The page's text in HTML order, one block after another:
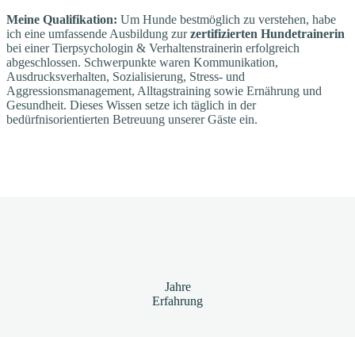
Meine Qualifikation: Um Hunde bestmöglich zu verstehen, habe
ich eine umfassende Ausbildung zurzertifizierten Hundetrainerin
bei einer Tierpsychologin & Verhaltenstrainerin erfolgreich
abgeschlossen. Schwerpunkte waren Kommunikation,
Ausdrucksverhalten, Sozialisierung, Stress- und
Aggressionsmanagement, Alltagstraining sowie Ernährung und
Gesundheit. Dieses Wissen setze ich täglich in der
bedürfnisorientierten Betreuung unserer Gäste ein.
Jahre
Erfahrung